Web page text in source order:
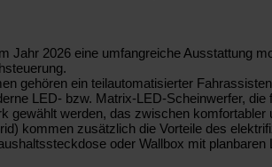
Jahr 2026 eine umfangreiche Ausstattung
gehören ein teilautomatisierter
LED- bzw. Matrix-LED-Scheinwerfer,
gewählt werden, das zwischen
kommen zusätzlich die Vorteile des
oder Wallbox mit